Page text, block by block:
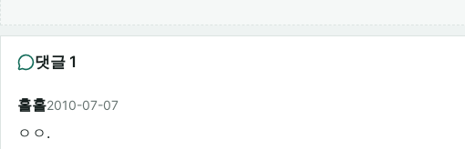
댓글 1
홀홀2010-07-07
ㅇㅇ.